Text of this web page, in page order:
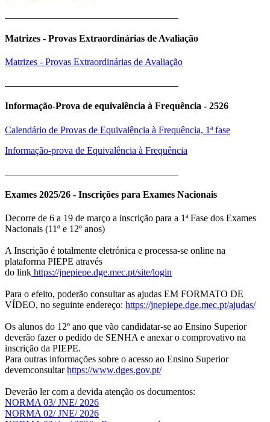
Matrizes - Provas Extraordinárias de Avaliação
Matrizes - Provas Extraordinárias de Avaliação
Informação-Prova de equivalência à Frequência - 2526
Calendário de Provas de Equivalência à Frequência, 1ª fase
Informação-prova de Equivalência à Frequência
Exames 2025/26 - Inscrições para Exames Nacionais
Decorre de 6 a 19 de março a inscrição para a 1ª Fase dos Exames
Nacionais (11º e 12º anos)
A Inscrição é totalmente eletrónica e processa-se online na
plataforma PIEPE através
do link https://jnepiepe.dge.mec.pt/site/login
Para o efeito, poderão consultar as ajudas EM FORMATO DE
VÍDEO, no seguinte endereço: https://jnepiepe.dge.mec.pt/ajudas/
Os alunos do 12º ano que vão candidatar-se ao Ensino Superior
deverão fazer o pedido de SENHA e anexar o comprovativo na
inscrição da PIEPE.
Para outras informações sobre o acesso ao Ensino Superior
devemconsultarhttps://www.dges.gov.pt/
Deverão ler com a devida atenção os documentos:
NORMA 03/ JNE/ 2026
NORMA 02/ JNE/ 2026